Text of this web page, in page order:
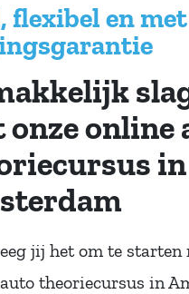
flexibel en met
onze online
in
jij het om te starten
theoriecursus in